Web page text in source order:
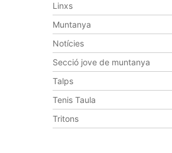
Linxs
Muntanya
Notícies
Secció jove de muntanya
Talps
Tenis Taula
Tritons